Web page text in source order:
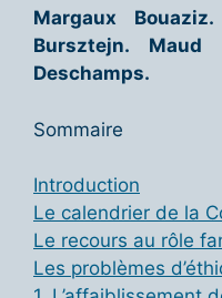
Margaux
Bursztejn. Maud
Deschamps.
Sommaire
Introduction
Le calendrier de la
Le recours au rôle
Les problèmes